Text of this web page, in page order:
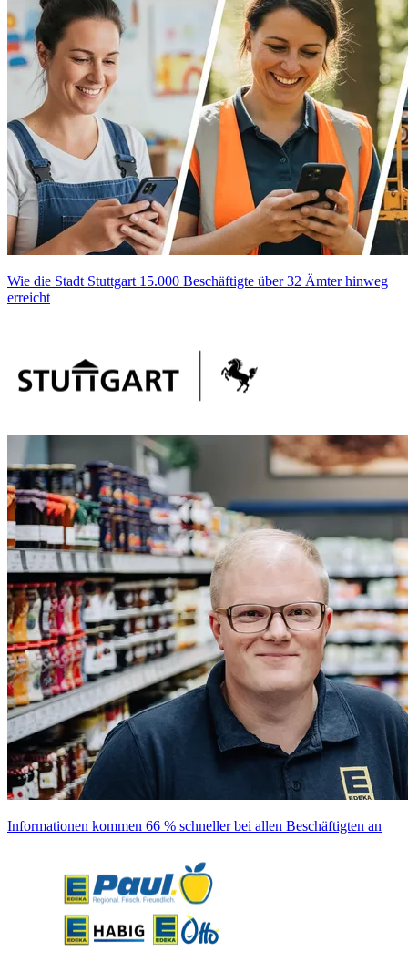
Wie die Stadt Stuttgart 15.000 Beschäftigte über 32 Ämter hinweg
erreicht
Informationen kommen 66 % schneller bei allen Beschäftigten an